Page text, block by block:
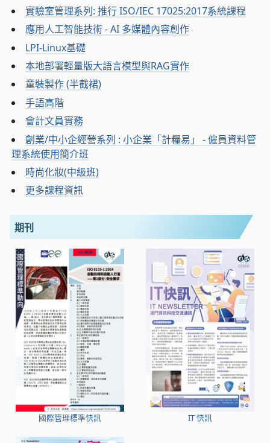
實驗室管理系列: 推行 ISO/IEC 17025:2017系統課程
應用人工智能技術 - AI 多媒體內容創作
LPI-Linux基礎
本地部署輕量版大語言模型與RAG實作
童裝製作 (半截裙)
手語高階
會計文員實務
創業/中小企經營系列 : 小企業「計糧易」 - 僱員資料管
理系統使用簡介班
時尚化妝(中級班)
更多課程資訊
期刊
國際管理標準快訊 IT 快訊